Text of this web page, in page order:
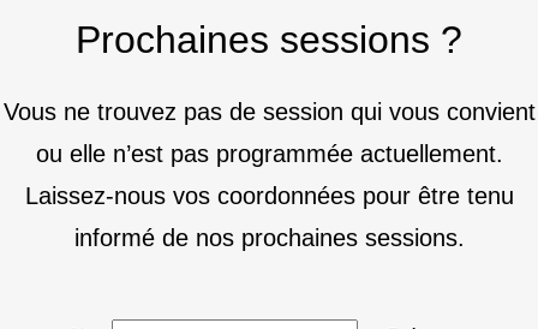
Prochaines sessions ?
Vous ne trouvez pas de session qui vous convient
ou elle n’est pas programmée actuellement.
Laissez-nous vos coordonnées pour être tenu
informé de nos prochaines sessions.